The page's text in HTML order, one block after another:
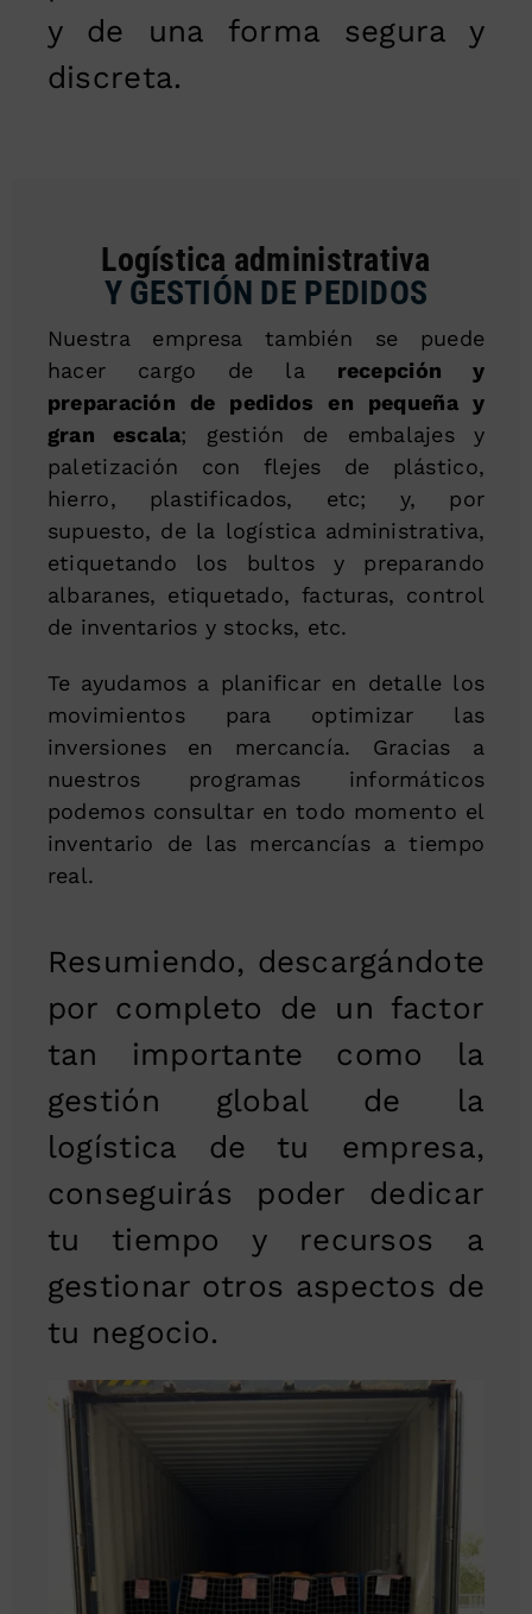
y de una forma segura y
discreta.
Logística administrativa
Y GESTIÓN DE PEDIDOS
Nuestra empresa también se puede
hacer cargo de la recepción y
preparación de pedidos en pequeña y
gran escala; gestión de embalajes y
paletización con flejes de plástico,
hierro, plastificados, etc; y, por
supuesto, de la logística administrativa,
etiquetando los bultos y preparando
albaranes, etiquetado, facturas, control
de inventarios y stocks, etc.
Te ayudamos a planificar en detalle los
movimientos para optimizar las
inversiones en mercancía. Gracias a
nuestros programas informáticos
podemos consultar en todo momento el
inventario de las mercancías a tiempo
real.
Resumiendo, descargándote
por completo de un factor
tan importante como la
gestión global de la
logística de tu empresa,
conseguirás poder dedicar
tu tiempo y recursos a
gestionar otros aspectos de
tu negocio.